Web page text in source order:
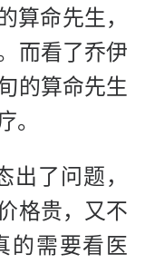
算命先生，
而看了乔伊
的算命先生
。
出了问题，
格贵，又不
的需要看医